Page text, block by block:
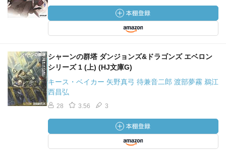
シャーンの群塔 ダンジョンズ&ドラゴンズ エベロン
シリーズ 1 (上) (HJ文庫G)
キース・ベイカー 矢野真弓 待兼音二郎 渡部夢霧 鵜江
西昌弘
28 3.56 3